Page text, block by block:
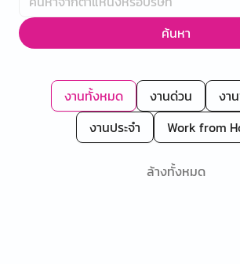
ค้นหา
งานทั้งหมด งานด่วน
งา
งานประจำ
Work from
ล้างทั้งหมด